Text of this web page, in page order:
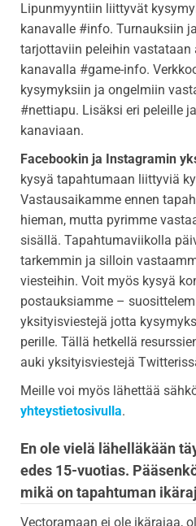
Lipunmyyntiin liittyvät
kanavalle #info. Turnauksiin
tarjottaviin peleihin vastataan
kanavalla #game-info.
kysymyksiin ja ongelmiin
#nettiapu. Lisäksi eri peleille
kanaviaan.
Facebookin ja Instagramin
kysyä tapahtumaan liittyviä
Vastausaikamme ennen
hieman, mutta pyrimme
sisällä. Tapahtumaviikolla
tarkemmin ja silloin
viesteihin. Voit myös kysyä
postauksiamme –
yksityisviestejä jotta
perille. Tällä hetkellä
auki yksityisviestejä
Meille voi myös lähettää
yhteystietosivulla.
En ole vielä lähelläkään
edes 15-vuotias.
mikä on tapahtuman
Vectoramaan ei ole ikärajaa,